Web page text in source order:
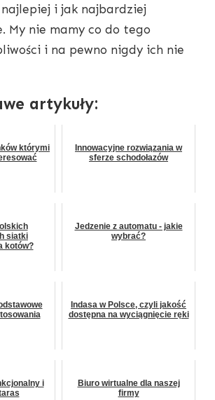
najlepiej i jak najbardziej
My nie mamy co do tego
i na pewno nigdy ich nie
artykuły:
którymi
Innowacyjne rozwiązania w
sferze schodołazów
siatki
kotów?
Jedzenie z automatu - jakie
wybrać?
Indasa w Polsce, czyli jakość
dostępna na wyciągnięcie ręki
i
Biuro wirtualne dla naszej
firmy